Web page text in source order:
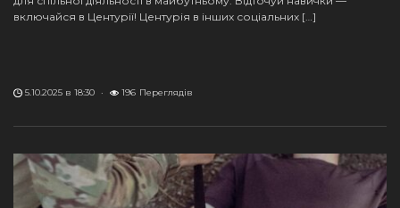
включайся в Центурії! Центурія в інших соціальних […]
5.10.2025 в 18:30 · 196 Переглядів